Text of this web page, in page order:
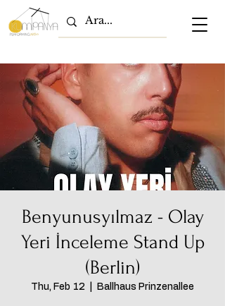
Benyunusyılmaz - Olay
Yeri İnceleme Stand Up
(Berlin)
Thu, Feb 12 Ballhaus Prinzenallee